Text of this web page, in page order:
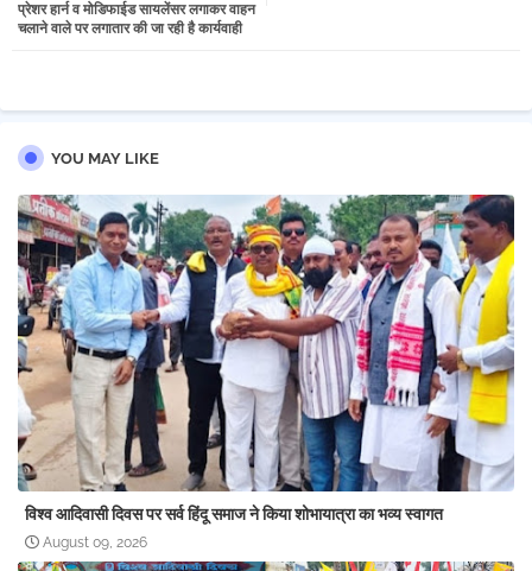
tter
प्रेशर हार्न व मोडिफाईड सायलेंसर लगाकर वाहन
चलाने वाले पर लगातार की जा रही है कार्यवाही
YOU MAY LIKE
विश्व आदिवासी दिवस पर सर्व हिंदू समाज ने किया शोभायात्रा का भव्य स्वागत
August 09, 2026